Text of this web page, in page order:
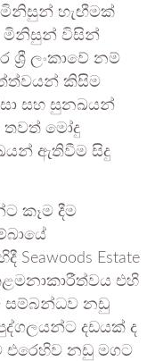
මිනිසුන් හැඟීමක්
මිනිසුන් විසින්
ශ්‍රී ලංකාවේ නම්
කිසිම
සහ සුනඛයන්
තවත් මෝදු
ඇතිවීම සිදු
කෑම දීම
Estate
එහි
සම්බන්ධව නඩු
දඩයක් ද
නඩු මගට